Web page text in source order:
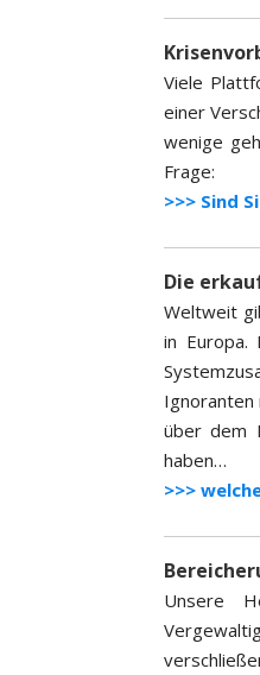
Viele
einer
wenige
Frage:
>>> Sind
Die
Weltweit
in Europa.
Ignoranten
über dem
haben…
>>>
Unsere